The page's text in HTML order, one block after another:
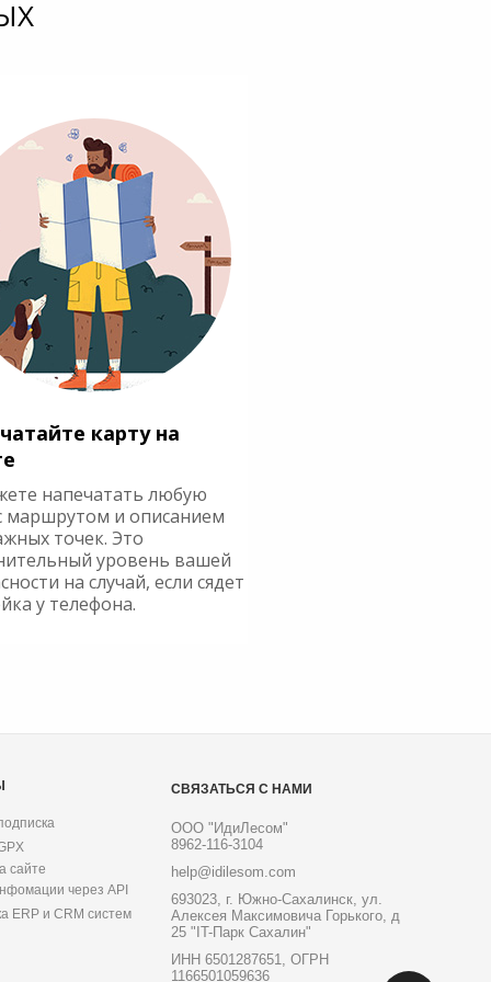
карту на
напечатать любую
маршрутом и описанием
точек. Это
уровень вашей
на случай, если сядет
у телефона.
сайте
через API
ERP и CRM систем
СВЯЗАТЬСЯ С НАМИ
ООО "ИдиЛесом"
8962-116-3104
help@idilesom.com
693023, г. Южно-Сахалинск, ул.
Алексея Максимовича Горького, д
25 "IT-Парк Сахалин"
ИНН 6501287651, ОГРН
1166501059636